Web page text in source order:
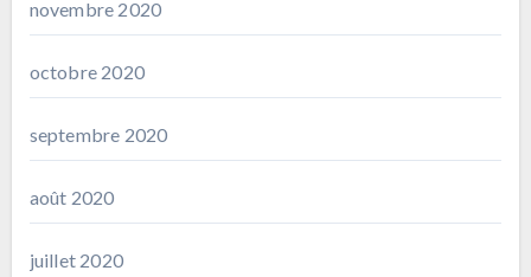
novembre 2020
octobre 2020
septembre 2020
août 2020
juillet 2020